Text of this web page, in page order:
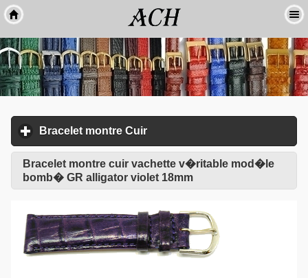
Bracelet montre Cuir
Bracelet montre cuir vachette v�ritable mod�le
bomb� GR alligator violet 18mm